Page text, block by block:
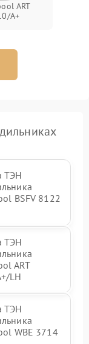
ART
A+
ТЭН
BSFV 8122
ТЭН
ART
LH
ТЭН
WBE 3714